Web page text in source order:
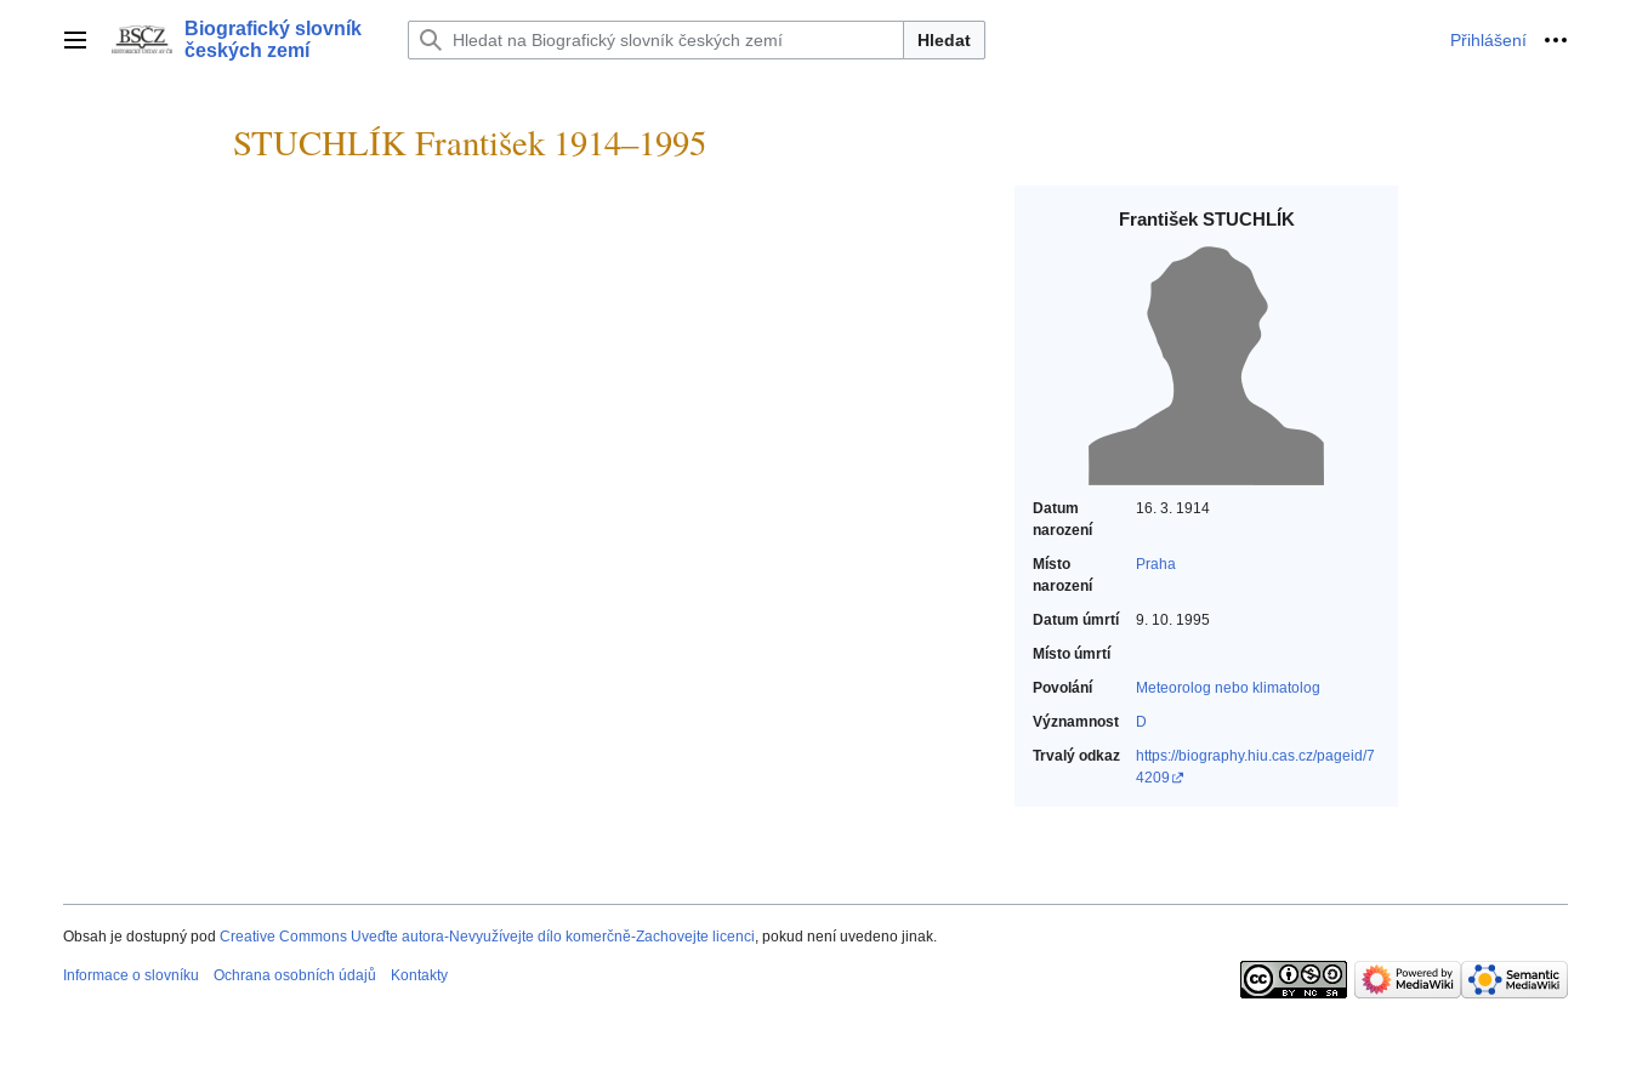
Hlavní menu
Biografický slovník
českých zemí
Hledat Přihlášení Osobní
STUCHLÍK František 1914–1995
František STUCHLÍK
Datum
narození
16. 3. 1914
Místo
narození
Praha
Datum úmrtí
9. 10. 1995
Místo úmrtí
Povolání
Meteorolog nebo klimatolog‎
Významnost
D
Trvalý odkaz
https://biography.hiu.cas.cz/pageid/7
4209
Obsah je dostupný pod Creative Commons Uveďte autora-Nevyužívejte dílo komerčně-Zachovejte licenci, pokud není uvedeno jinak.
Informace o slovníku Ochrana osobních údajů Kontakty